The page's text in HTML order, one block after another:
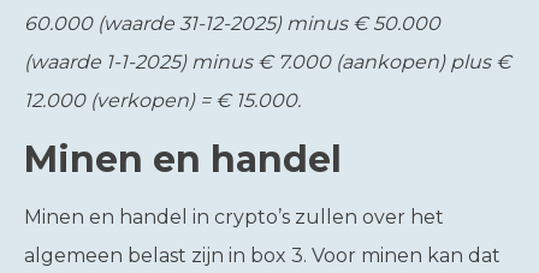
60.000 (waarde 31-12-2025) minus € 50.000
(waarde 1-1-2025) minus € 7.000 (aankopen) plus €
12.000 (verkopen) = € 15.000.
Minen en handel
Minen en handel in crypto’s zullen over het
algemeen belast zijn in box 3. Voor minen kan dat